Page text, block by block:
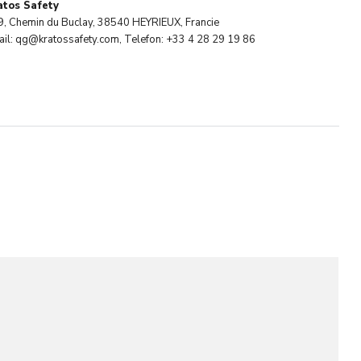
Safety
Chemin du Buclay, 38540 HEYRIEUX, Francie
qg@kratossafety.com, Telefon: +33 4 28 29 19 86